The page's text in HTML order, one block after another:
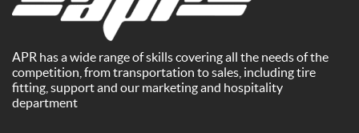
APR has a wide range of skills covering all the needs of the
competition, from transportation to sales, including tire
fitting, support and our marketing and hospitality
department